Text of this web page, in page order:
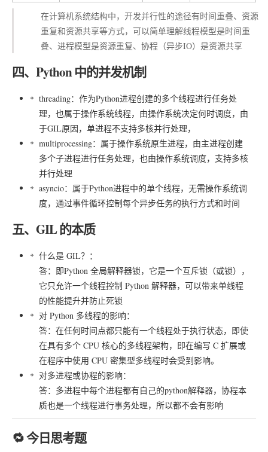
在计算机系统结构中，开发并行性的途径有时间重叠、资源
重复和资源共享等方式，可以简单理解线程模型是时间重
叠、进程模型是资源重复、协程（异步IO）是资源共享
四、Python 中的并发机制
threading：作为Python进程创建的多个线程进行任务处
理，也属于操作系统线程，由操作系统决定何时调度，由
于GIL原因，单进程不支持多核并行处理，
multiprocessing：属于操作系统原生进程，由主进程创建
多个子进程进行任务处理，也由操作系统调度，支持多核
并行处理
asyncio：属于Python进程中的单个线程，无需操作系统调
度，通过事件循环控制每个异步任务的执行方式和时间
五、GIL 的本质
什么是 GIL？：
答：即Python 全局解释器锁，它是一个互斥锁（或锁），
它只允许一个线程控制 Python 解释器，可以带来单线程
的性能提升并防止死锁
对 Python 多线程的影响：
答：在任何时间点都只能有一个线程处于执行状态，即使
在具有多个 CPU 核心的多线程架构，即在编写 C 扩展或
在程序中使用 CPU 密集型多线程时会受到影响。
对多进程或协程的影响：
答：多进程中每个进程都有自己的python解释器，协程本
质也是一个线程进行事务处理，所以都不会有影响
🔁 今日思考题